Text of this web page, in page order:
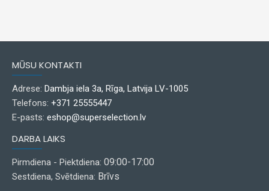
MŪSU KONTAKTI
Adrese: Dambja iela 3a, Rīga, Latvija LV-1005
Telefons: +371 25555447
E-pasts: eshop@superselection.lv
DARBA LAIKS
Pirmdiena - Piektdiena: 09:00-17:00
Sestdiena, Svētdiena: Brīvs